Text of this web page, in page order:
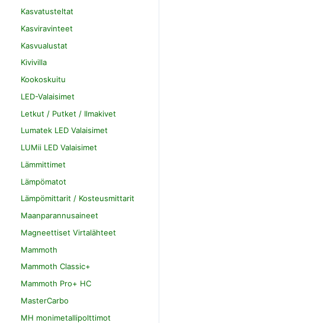
Kasvatusteltat
Kasviravinteet
Kasvualustat
Kivivilla
Kookoskuitu
LED-Valaisimet
Letkut / Putket / Ilmakivet
Lumatek LED Valaisimet
LUMii LED Valaisimet
Lämmittimet
Lämpömatot
Lämpömittarit / Kosteusmittarit
Maanparannusaineet
Magneettiset Virtalähteet
Mammoth
Mammoth Classic+
Mammoth Pro+ HC
MasterCarbo
MH monimetallipolttimot